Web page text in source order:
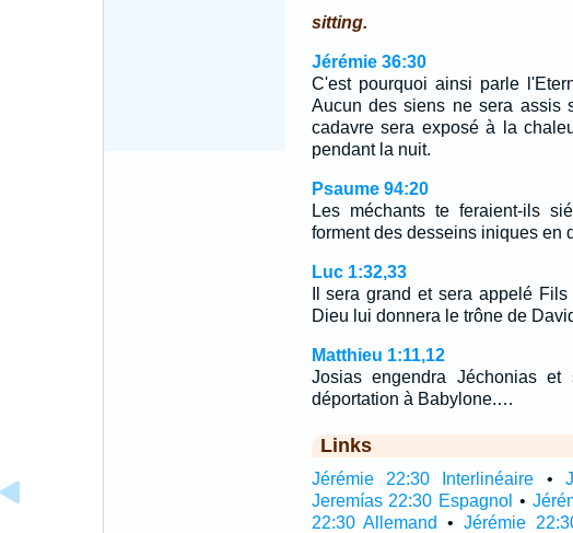
sitting.
Jérémie 36:30
C'est pourquoi ainsi parle
Aucun des siens ne sera assis
cadavre sera exposé à la
pendant la nuit.
Psaume 94:20
Les méchants te feraient-ils
forment des desseins iniques en
Luc 1:32,33
Il sera grand et sera appelé
Dieu lui donnera le trône de
Matthieu 1:11,12
Josias engendra Jéchonias
déportation à Babylone.…
Links
Jérémie 22:30 Interlinéaire •
Jeremías 22:30 Espagnol •
22:30 Allemand
• Jérémie